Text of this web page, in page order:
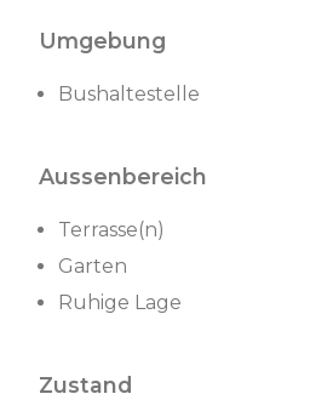
Umgebung
Bushaltestelle
Aussenbereich
Terrasse(n)
Garten
Ruhige Lage
Zustand